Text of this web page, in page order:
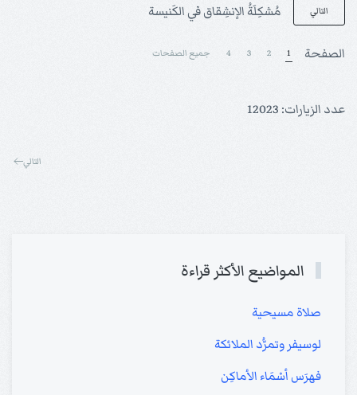
التالي مُشكِلَةُ الإنشِقاق في الكَنيسة
الصفحة 1
2
3
4 جميع الصفحات
عدد الزيارات: 12023
التالي
المواضيع الأكثر قراءة
صلاة مسيحية
لوسيفر وتمرُّد الملائكة
فهرَس أسْمَاء الأماكِن